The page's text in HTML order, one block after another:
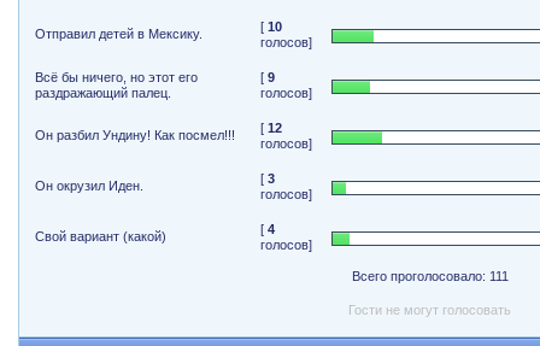
Отправил детей в Мексику. [10
голосов]
Всё бы ничего, но этот его
раздражающий палец.
[9
голосов]
Он разбил Ундину! Как посмел!!! [12
голосов]
Он окрузил Иден. [3
голосов]
Свой вариант (какой) [4
голосов]
Всего проголосовало: 111
Гости не могут голосовать